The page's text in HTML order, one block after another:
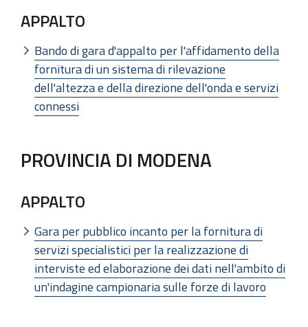
APPALTO
Bando di gara d'appalto per l'affidamento della
fornitura di un sistema di rilevazione
dell'altezza e della direzione dell'onda e servizi
connessi
PROVINCIA DI MODENA
APPALTO
Gara per pubblico incanto per la fornitura di
servizi specialistici per la realizzazione di
interviste ed elaborazione dei dati nell'ambito di
un'indagine campionaria sulle forze di lavoro